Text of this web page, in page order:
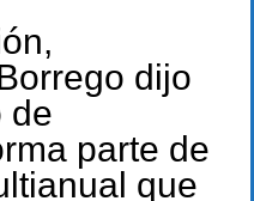
dijo
de
parte de
que